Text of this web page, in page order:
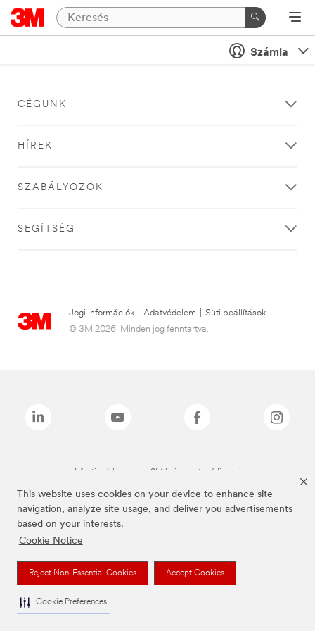
This website uses cookies on your device to enhance site
navigation, analyze site usage, and deliver you advertisements
based on your interests.
Cookie Notice
Reject Non-Essential Cookies Accept Cookies
Cookie Preferences
Számla
CÉGÜNK
HÍREK
SZABÁLYOZÓK
SEGÍTSÉG
Jogi információk Adatvédelem
Süti beállítások
© 3M 2026. Minden jog fenntartva.
A fenti márkanevek a 3M bejegyzett védjegyei.